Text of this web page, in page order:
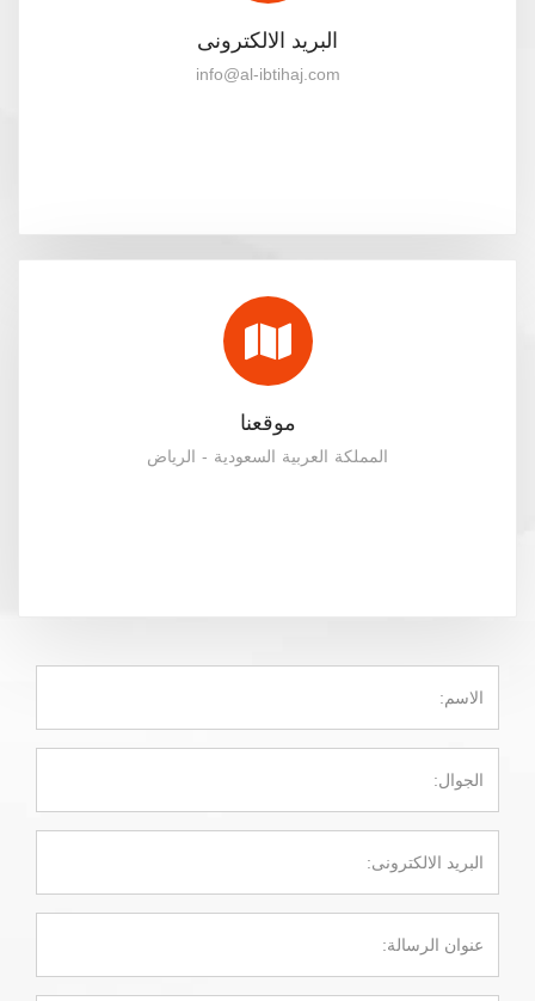
البريد الالكترونى
info@al-ibtihaj.com
موقعنا
المملكة العربية السعودية - الرياض
الاسم:
الجوال:
البريد الالكترونى:
عنوان الرسالة: